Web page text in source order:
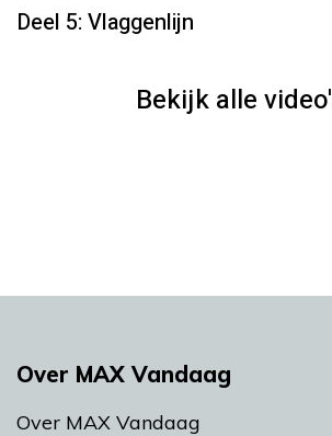
Deel 5: Vlaggenlijn
Bekijk alle
Over MAX Vandaag
Over MAX Vandaag